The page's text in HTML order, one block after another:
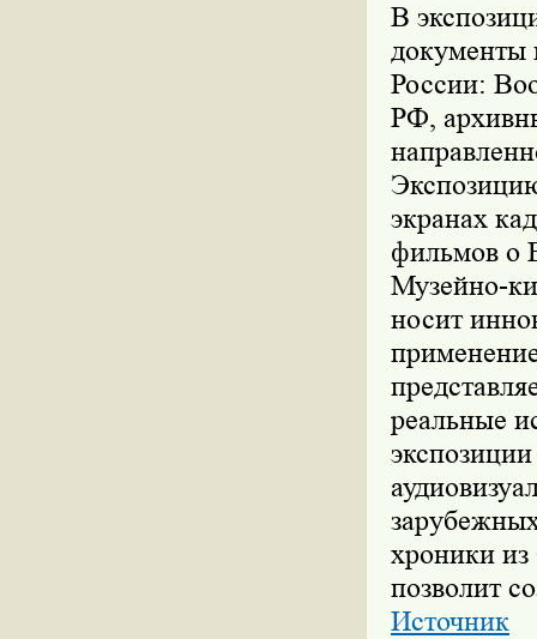
В
документы
России:
РФ,
экранах
фильмов о
Музейно-
носит
реальные
хроники
позволит
Источник